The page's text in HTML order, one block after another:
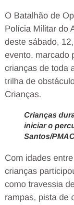
O Batalhão de
Polícia Militar do
deste sábado,
evento, marcado
crianças de toda
trilha de
Crianças.
Crianças
iniciar o
Santos/
Com idades
crianças
como travessia
rampas, pista de